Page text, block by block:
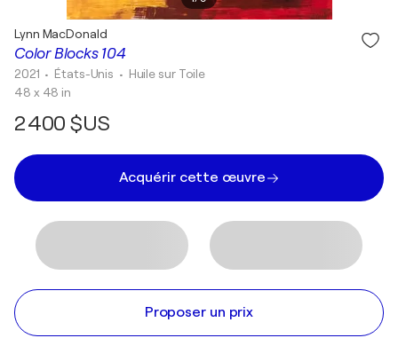
Color Blocks 104
Lynn MacDonald
2021 • États-Unis • Huile sur Toile
48 x 48 in
2 400 $US
Acquérir cette œuvre
Proposer un prix